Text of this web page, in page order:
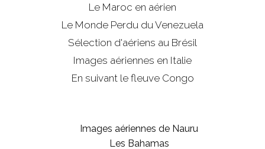
Le Maroc en aérien
Le Monde Perdu du Venezuela
Sélection d'aériens au Brésil
Images aériennes en Italie
En suivant le fleuve Congo
Images aériennes de Nauru
Les Bahamas